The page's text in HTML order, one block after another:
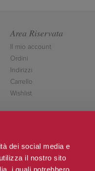
dei social media e
il nostro sito
Area Riservata
Il mio account
Ordini
Indirizzi
Carrello
Wishlist